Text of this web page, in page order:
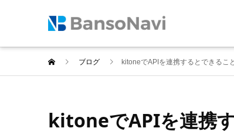
ブログ kitoneでAPIを連携するとできるこ
kitoneでAPIを連携